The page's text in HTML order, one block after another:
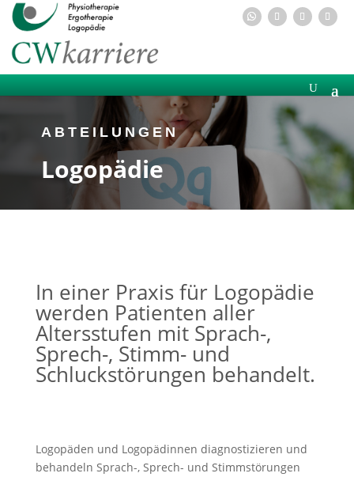
ABTEILUNGEN
Logopädie
In einer Praxis für Logopädie
werden Patienten aller
Altersstufen mit Sprach-,
Sprech-, Stimm- und
Schluckstörungen behandelt.
Logopäden und Logopädinnen diagnostizieren und
behandeln Sprach-, Sprech- und Stimmstörungen